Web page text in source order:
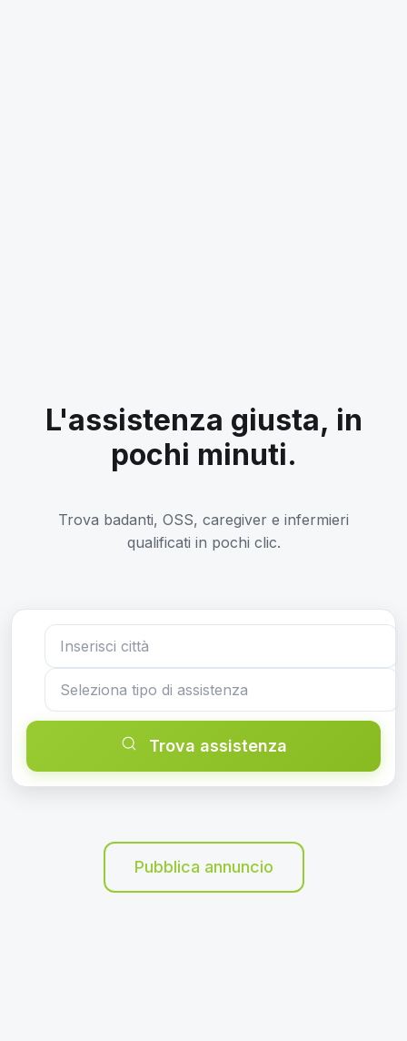
L'assistenza giusta, in
pochi minuti.
Trova badanti, OSS, caregiver e infermieri
qualificati in pochi clic.
Trova assistenza
Pubblica annuncio